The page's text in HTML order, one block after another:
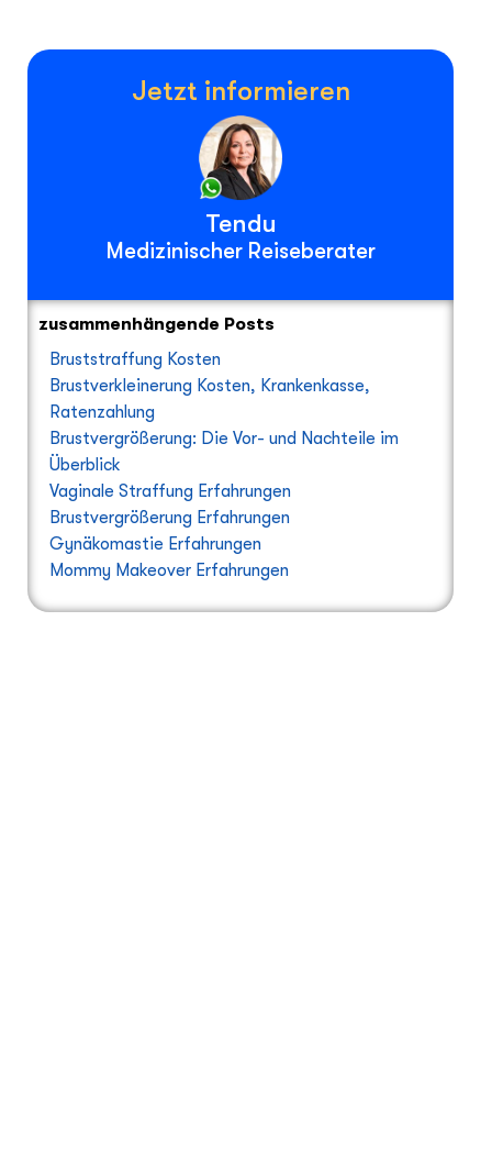
Jetzt informieren
Tendu
Medizinischer Reiseberater
zusammenhängende Posts
Bruststraffung Kosten
Brustverkleinerung Kosten, Krankenkasse,
Ratenzahlung
Brustvergrößerung: Die Vor- und Nachteile im
Überblick
Vaginale Straffung Erfahrungen
Brustvergrößerung Erfahrungen
Gynäkomastie Erfahrungen
Mommy Makeover Erfahrungen